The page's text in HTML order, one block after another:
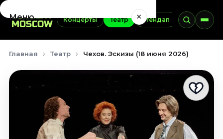
Концерты Театр Стендап Выставки
Меню ×
Сентябрь 2026
Октябрь 2026
Ноябрь 2026
Декабрь 2026
Январь 2027
Главная Театр Чехов. Эскизы (18 июня 2026)